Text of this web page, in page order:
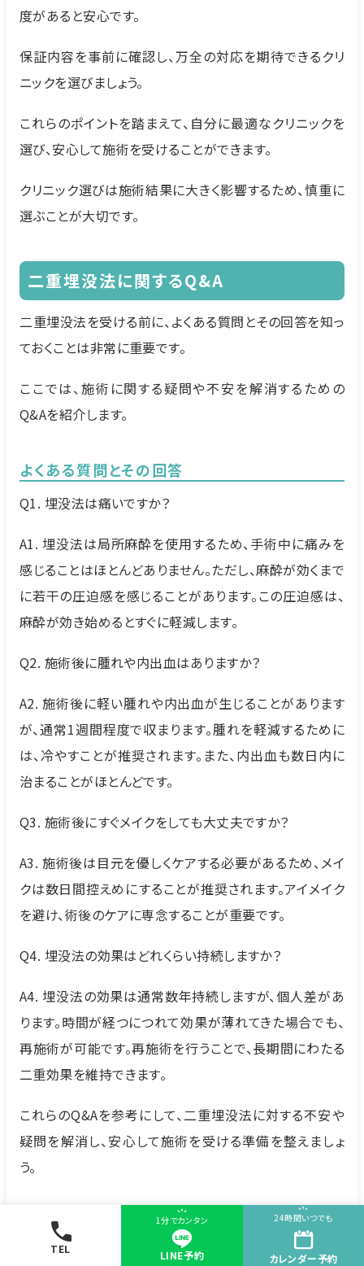
TEL
1分でカンタン
LINE予約
24時間いつでも
カレンダー予約
度があると安心です。
保証内容を事前に確認し、万全の対応を期待できるクリ
ニックを選びましょう。
これらのポイントを踏まえて、自分に最適なクリニックを
選び、安心して施術を受けることができます。
クリニック選びは施術結果に大きく影響するため、慎重に
選ぶことが大切です。
二重埋没法に関するQ&A
二重埋没法を受ける前に、よくある質問とその回答を知っ
ておくことは非常に重要です。
ここでは、施術に関する疑問や不安を解消するための
Q&Aを紹介します。
よくある質問とその回答
Q1. 埋没法は痛いですか？
A1. 埋没法は局所麻酔を使用するため、手術中に痛みを
感じることはほとんどありません。ただし、麻酔が効くまで
に若干の圧迫感を感じることがあります。この圧迫感は、
麻酔が効き始めるとすぐに軽減します。
Q2. 施術後に腫れや内出血はありますか？
A2. 施術後に軽い腫れや内出血が生じることがあります
が、通常1週間程度で収まります。腫れを軽減するために
は、冷やすことが推奨されます。また、内出血も数日内に
治まることがほとんどです。
Q3. 施術後にすぐメイクをしても大丈夫ですか？
A3. 施術後は目元を優しくケアする必要があるため、メイ
クは数日間控えめにすることが推奨されます。アイメイク
を避け、術後のケアに専念することが重要です。
Q4. 埋没法の効果はどれくらい持続しますか？
A4. 埋没法の効果は通常数年持続しますが、個人差があ
ります。時間が経つにつれて効果が薄れてきた場合でも、
再施術が可能です。再施術を行うことで、長期間にわたる
二重効果を維持できます。
これらのQ&Aを参考にして、二重埋没法に対する不安や
疑問を解消し、安心して施術を受ける準備を整えましょ
う。
医師による監修と安心保証制度